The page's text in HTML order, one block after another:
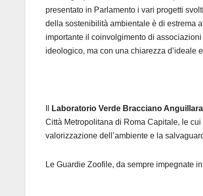
presentato in Parlamento i vari progetti
della sostenibilità ambientale è di estrema
importante il coinvolgimento di associazioni
ideologico, ma con una chiarezza d’ideale
Laboratorio Verde Bracciano
Città Metropolitana di Roma Capitale, le
valorizzazione dell’ambiente e la
Le Guardie Zoofile, da sempre impegnate